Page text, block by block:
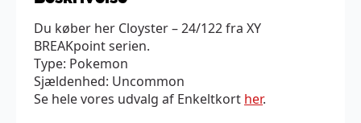
Du køber her Cloyster – 24/122 fra XY
BREAKpoint serien.
Type: Pokemon
Sjældenhed: Uncommon
Se hele vores udvalg af Enkeltkort her.